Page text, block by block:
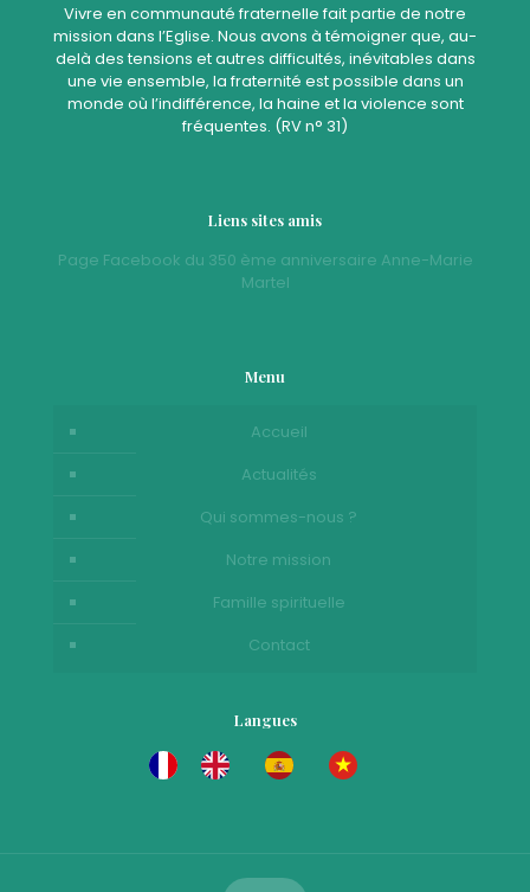
Vivre en communauté fraternelle fait partie de notre
mission dans l’Eglise. Nous avons à témoigner que, au-
delà des tensions et autres difficultés, inévitables dans
une vie ensemble, la fraternité est possible dans un
monde où l’indifférence, la haine et la violence sont
fréquentes. (RV n° 31)
Liens sites amis
Page Facebook du 350 ème anniversaire Anne-Marie
Martel
Menu
Accueil
Actualités
Qui sommes-nous ?
Notre mission
Famille spirituelle
Contact
Langues